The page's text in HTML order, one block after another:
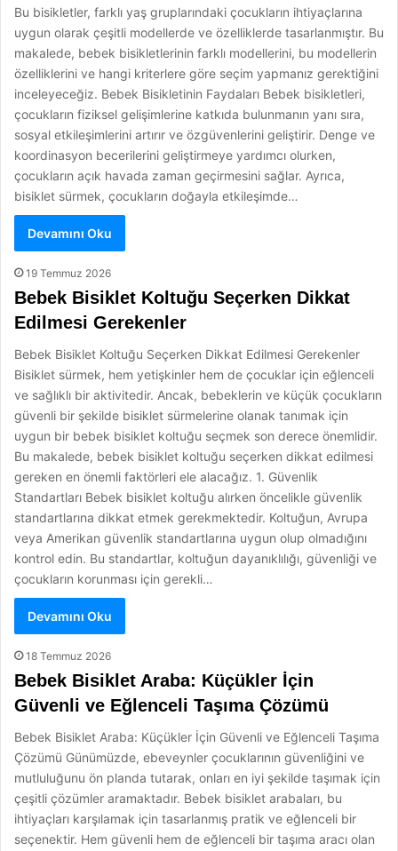
Bu bisikletler, farklı yaş gruplarındaki çocukların ihtiyaçlarına
uygun olarak çeşitli modellerde ve özelliklerde tasarlanmıştır. Bu
makalede, bebek bisikletlerinin farklı modellerini, bu modellerin
özelliklerini ve hangi kriterlere göre seçim yapmanız gerektiğini
inceleyeceğiz. Bebek Bisikletinin Faydaları Bebek bisikletleri,
çocukların fiziksel gelişimlerine katkıda bulunmanın yanı sıra,
sosyal etkileşimlerini artırır ve özgüvenlerini geliştirir. Denge ve
koordinasyon becerilerini geliştirmeye yardımcı olurken,
çocukların açık havada zaman geçirmesini sağlar. Ayrıca,
bisiklet sürmek, çocukların doğayla etkileşimde…
Devamını Oku
19 Temmuz 2026
Bebek Bisiklet Koltuğu Seçerken Dikkat
Edilmesi Gerekenler
Bebek Bisiklet Koltuğu Seçerken Dikkat Edilmesi Gerekenler
Bisiklet sürmek, hem yetişkinler hem de çocuklar için eğlenceli
ve sağlıklı bir aktivitedir. Ancak, bebeklerin ve küçük çocukların
güvenli bir şekilde bisiklet sürmelerine olanak tanımak için
uygun bir bebek bisiklet koltuğu seçmek son derece önemlidir.
Bu makalede, bebek bisiklet koltuğu seçerken dikkat edilmesi
gereken en önemli faktörleri ele alacağız. 1. Güvenlik
Standartları Bebek bisiklet koltuğu alırken öncelikle güvenlik
standartlarına dikkat etmek gerekmektedir. Koltuğun, Avrupa
veya Amerikan güvenlik standartlarına uygun olup olmadığını
kontrol edin. Bu standartlar, koltuğun dayanıklılığı, güvenliği ve
çocukların korunması için gerekli…
Devamını Oku
18 Temmuz 2026
Bebek Bisiklet Araba: Küçükler İçin
Güvenli ve Eğlenceli Taşıma Çözümü
Bebek Bisiklet Araba: Küçükler İçin Güvenli ve Eğlenceli Taşıma
Çözümü Günümüzde, ebeveynler çocuklarının güvenliğini ve
mutluluğunu ön planda tutarak, onları en iyi şekilde taşımak için
çeşitli çözümler aramaktadır. Bebek bisiklet arabaları, bu
ihtiyaçları karşılamak için tasarlanmış pratik ve eğlenceli bir
seçenektir. Hem güvenli hem de eğlenceli bir taşıma aracı olan